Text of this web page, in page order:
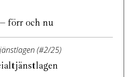
förr och nu
(#2/25)